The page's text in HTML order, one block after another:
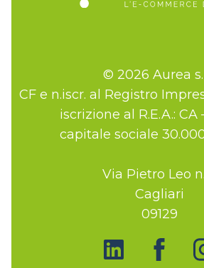
© 2026 Aurea
CF e n.iscr. al Registro
iscrizione al R.E.A.: CA
capitale sociale
Via Pietro Leo
Cagliari
09129